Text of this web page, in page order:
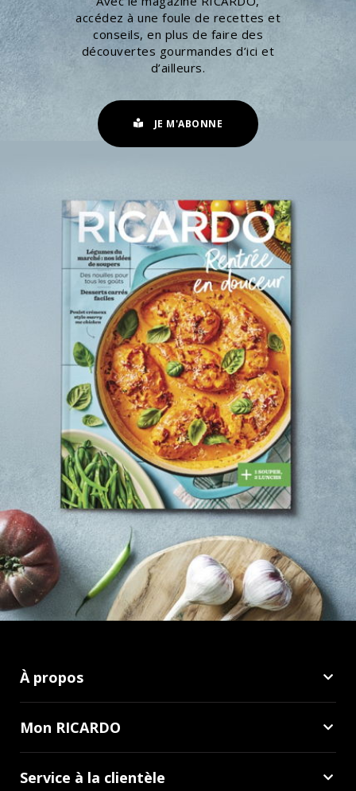
accédez à une foule de recettes et
conseils, en plus de faire des
découvertes gourmandes d’ici et
d’ailleurs.
JE M'ABONNE
À propos
Mon RICARDO
Service à la clientèle